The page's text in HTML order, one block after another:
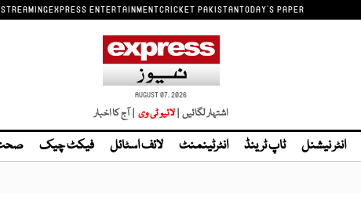
EXPRESS ENTERTAINMENTCRICKET PAKISTANTODAY'S PAPER
AUGUST 07, 2026
اشتہار لگائیں | | آج کا اخبار
انٹر نیشنل ٹاپ ٹرینڈ انٹرٹینمنٹ لائف اسٹائل فیکٹ چیک